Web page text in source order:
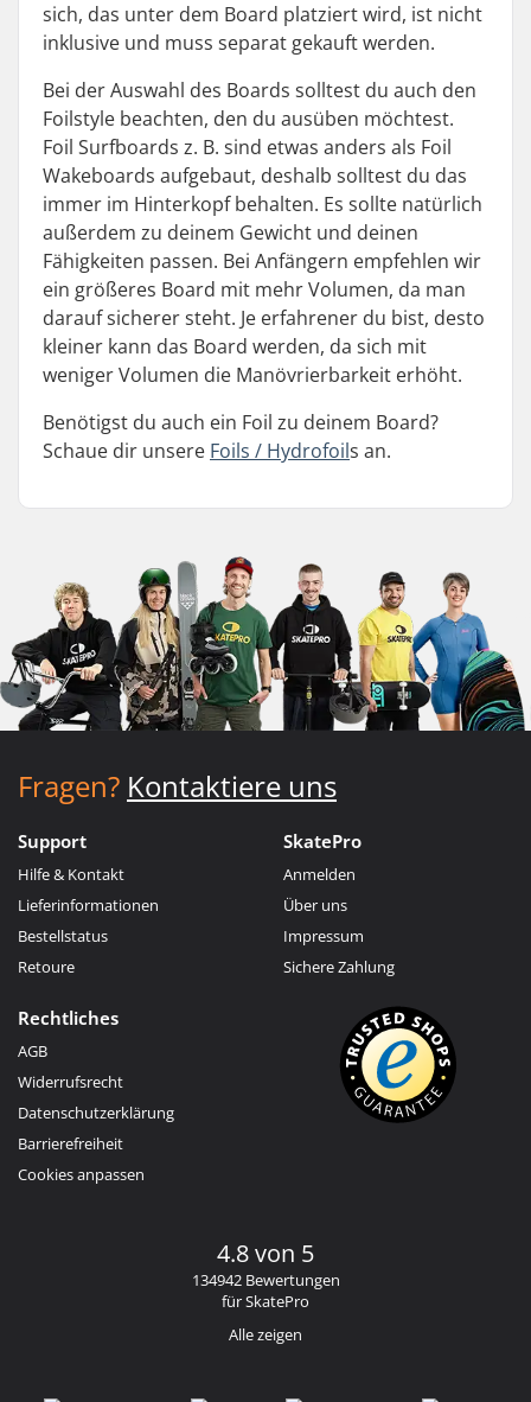
sich, das unter dem Board platziert wird, ist nicht
inklusive und muss separat gekauft werden.
Bei der Auswahl des Boards solltest du auch den
Foilstyle beachten, den du ausüben möchtest.
Foil Surfboards z. B. sind etwas anders als Foil
Wakeboards aufgebaut, deshalb solltest du das
immer im Hinterkopf behalten. Es sollte natürlich
außerdem zu deinem Gewicht und deinen
Fähigkeiten passen. Bei Anfängern empfehlen wir
ein größeres Board mit mehr Volumen, da man
darauf sicherer steht. Je erfahrener du bist, desto
kleiner kann das Board werden, da sich mit
weniger Volumen die Manövrierbarkeit erhöht.
Benötigst du auch ein Foil zu deinem Board?
Schaue dir unsere Foils / Hydrofoils an.
Fragen? Kontaktiere uns
Support
Hilfe & Kontakt
Lieferinformationen
Bestellstatus
Retoure
SkatePro
Anmelden
Über uns
Impressum
Sichere Zahlung
Rechtliches
AGB
Widerrufsrecht
Datenschutzerklärung
Barrierefreiheit
Cookies anpassen
4.8 von 5
134942 Bewertungen
für SkatePro
Alle zeigen